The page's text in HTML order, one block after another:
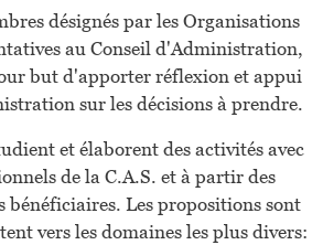
désignés par les Organisations
au Conseil d'Administration,
but d'apporter réflexion et appui
sur les décisions à prendre.
et élaborent des activités avec
de la C.A.S. et à partir des
bénéficiaires. Les propositions sont
vers les domaines les plus divers: